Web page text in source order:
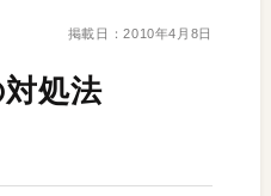
掲載日：2010年4月8日
処法